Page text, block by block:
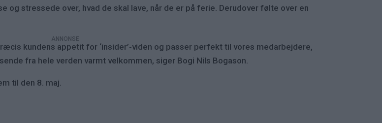
og stressede over, hvad de skal lave, når de er på ferie. Derudover følte over en
kundens appetit for ‘insider’-viden og passer perfekt til vores medarbejdere,
fra hele verden varmt velkommen, siger Bogi Nils Bogason.
til den 8. maj.